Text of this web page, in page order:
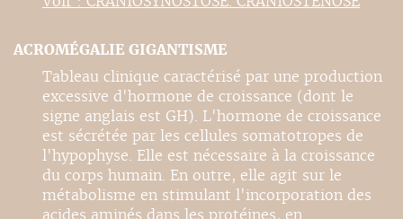
ACROMÉGALIE GIGANTISME
Tableau clinique caractérisé par une production
excessive d'hormone de croissance (dont le
signe anglais est GH). L'hormone de croissance
est sécrétée par les cellules somatotropes de
l'hypophyse. Elle est nécessaire à la croissance
du corps humain. En outre, elle agit sur le
métabolisme en stimulant l'incorporation des
acides aminés dans les protéines, en